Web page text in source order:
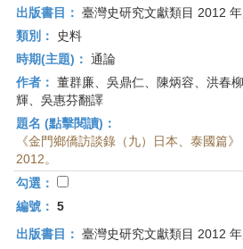
出版書目： 臺灣史研究文獻類目 2012
類別：
史料
時期(主題)： 通論
作者： 董群廉、吳鼎仁、陳炳容、洪春
輝、吳惠芬翻譯
題名 (點擊閱讀)：
《金門鄉僑訪談錄（九）日本、泰國篇
2012。
勾選：
編號： 5
出版書目： 臺灣史研究文獻類目 2012